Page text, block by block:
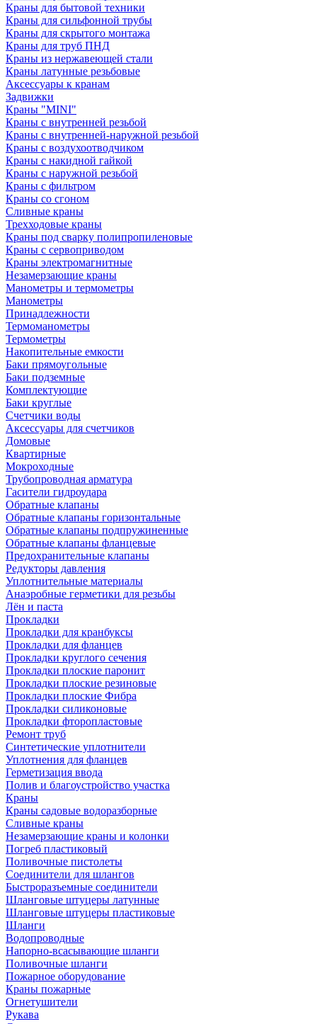
Краны для бытовой техники
Краны для сильфонной трубы
Краны для скрытого монтажа
Краны для труб ПНД
Краны из нержавеющей стали
Краны латунные резьбовые
Аксессуары к кранам
Задвижки
Краны "MINI"
Краны с внутренней резьбой
Краны с внутренней-наружной резьбой
Краны с воздухоотводчиком
Краны с накидной гайкой
Краны с наружной резьбой
Краны с фильтром
Краны со сгоном
Сливные краны
Трехходовые краны
Краны под сварку полипропиленовые
Краны с сервоприводом
Краны электромагнитные
Незамерзающие краны
Манометры и термометры
Манометры
Принадлежности
Термоманометры
Термометры
Накопительные емкости
Баки прямоугольные
Баки подземные
Комплектующие
Баки круглые
Счетчики воды
Аксессуары для счетчиков
Домовые
Квартирные
Мокроходные
Трубопроводная арматура
Гасители гидроудара
Обратные клапаны
Обратные клапаны горизонтальные
Обратные клапаны подпружиненные
Обратные клапаны фланцевые
Предохранительные клапаны
Редукторы давления
Уплотнительные материалы
Анаэробные герметики для резьбы
Лён и паста
Прокладки
Прокладки для кранбуксы
Прокладки для фланцев
Прокладки круглого сечения
Прокладки плоские паронит
Прокладки плоские резиновые
Прокладки плоские Фибра
Прокладки силиконовые
Прокладки фторопластовые
Ремонт труб
Синтетические уплотнители
Уплотнения для фланцев
Герметизация ввода
Полив и благоустройство участка
Краны
Краны садовые водоразборные
Сливные краны
Незамерзающие краны и колонки
Погреб пластиковый
Поливочные пистолеты
Соединители для шлангов
Быстроразъемные соединители
Шланговые штуцеры латунные
Шланговые штуцеры пластиковые
Шланги
Водопроводные
Напорно-всасывающие шланги
Поливочные шланги
Пожарное оборудование
Краны пожарные
Огнетушители
Рукава